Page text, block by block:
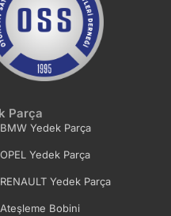
Parça
BMW Yedek Parça
OPEL Yedek Parça
RENAULT Yedek Parça
Ateşleme Bobini